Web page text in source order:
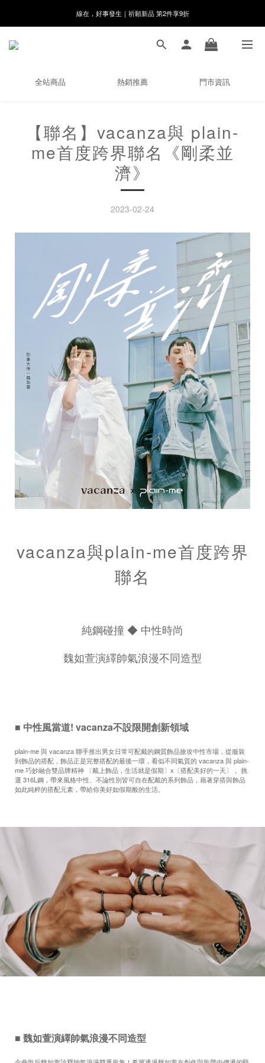
8月月初限定｜指定分類滿件88折！
全站商品 熱銷推薦 門市資訊
【聯名】vacanza與 plain-
me首度跨界聯名《剛柔並
濟》
2023-02-24
vacanza與plain-me首度跨界
聯名
純鋼碰撞 ◆ 中性時尚
魏如萱演繹帥氣浪漫不同造型
■ 中性風當道! vacanza不設限開創新領域
plain-me 與 vacanza 聯手推出男女日常可配戴的鋼質飾品搶攻中性市場，從服裝
到飾品的搭配，飾品正是完整搭配的最後一環，看似不同氣質的 vacanza 與 plain-
me 巧妙融合雙品牌精神 〔戴上飾品，生活就是假期〕x〔搭配美好的一天〕， 挑
選 316L鋼，帶來風格中性、不論性別皆可自在配戴的系列飾品，藉著穿搭與飾品
如此純粹的搭配元素，帶給你美好如假期般的生活。
■ 魏如萱演繹帥氣浪漫不同造型